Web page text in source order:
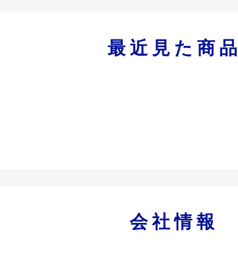
最近見た商品
会社情報